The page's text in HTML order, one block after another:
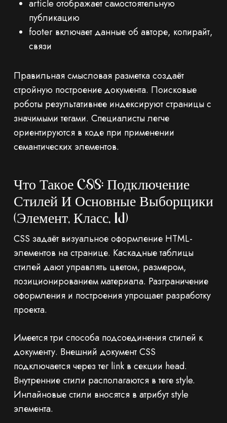
article отображает самостоятельную
публикацию
footer включает данные об авторе, копирайт,
связи
Правильная смысловая разметка создаёт
стройную построение документа. Поисковые
роботы результативнее индексируют страницы с
значимыми тегами. Специалисты легче
ориентируются в коде при применении
семантических элементов.
Что Такое CSS: Подключение
Стилей И Основные Выборщики
(элемент, Класс, Id)
CSS задаёт визуальное оформление HTML-
элементов на странице. Каскадные таблицы
стилей дают управлять цветом, размером,
позиционированием материала. Разграничение
оформления и построения упрощает разработку
проекта.
Имеется три способа подсоединения стилей к
документу. Внешний документ CSS
подключается через тег link в секции head.
Внутренние стили располагаются в теге style.
Инлайновые стили вносятся в атрибут style
элемента.